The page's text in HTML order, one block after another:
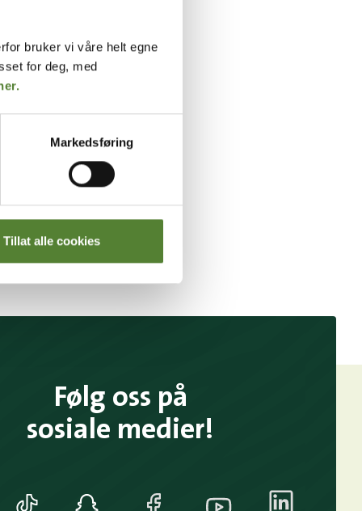
bruker vi våre helt egne
for deg, med
Markedsføring
Tillat alle cookies
Følg oss på
sosiale medier!